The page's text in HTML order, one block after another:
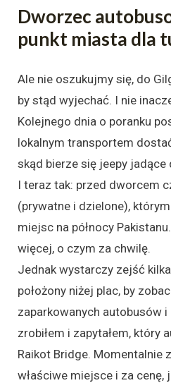
Dworzec
punkt miasta dla
Ale nie oszukujmy się, do
by stąd wyjechać. I nie
Kolejnego dnia o poranku
lokalnym transportem
skąd bierze się jeepy jadące
I teraz tak: przed dworcem
(prywatne i dzielone),
miejsc na północy
więcej, o czym za chwilę.
Jednak wystarczy zejść
położony niżej plac, by
zaparkowanych autobusów i
zrobiłem i zapytałem, który
Raikot Bridge. Momentalnie
właściwe miejsce i za cenę,